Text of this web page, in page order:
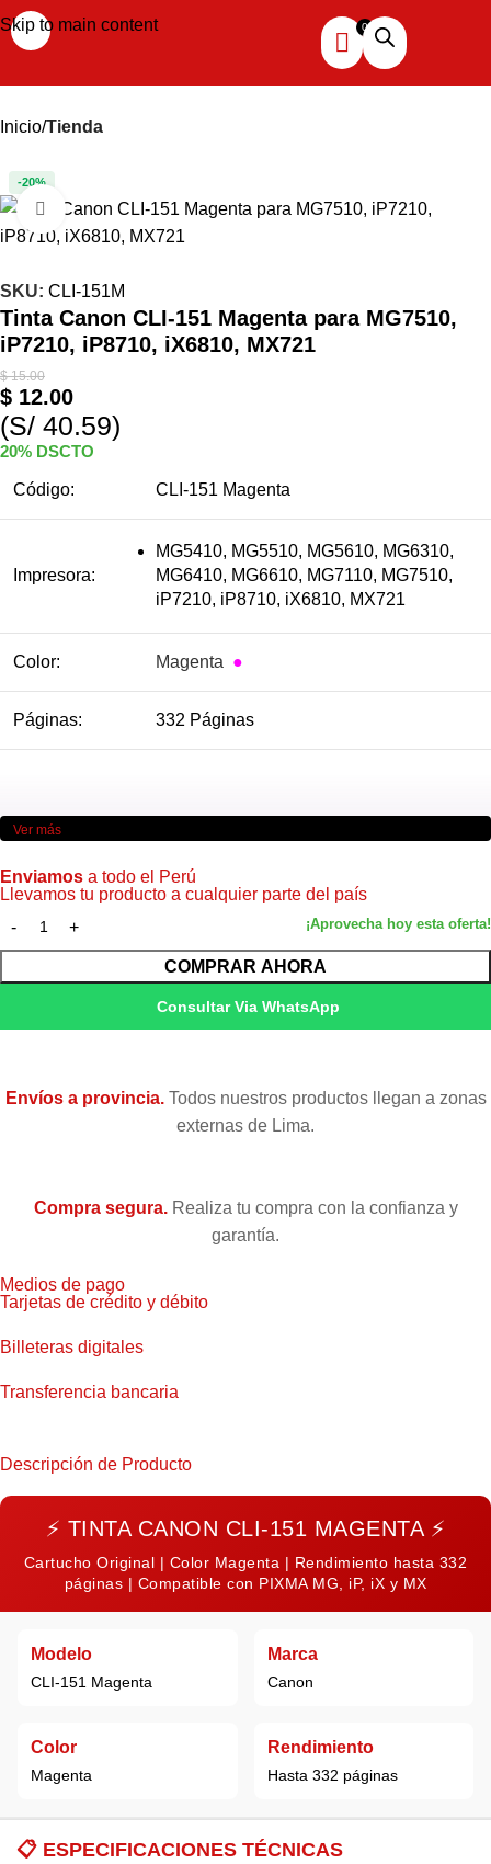
Skip to main content
Inicio Tienda
-20%
Haga clic para ampliar
SKU: CLI-151M
Tinta Canon CLI-151 Magenta para MG7510,
iP7210, iP8710, iX6810, MX721
$15.00
$ 12.00
(S/ 40.59)
20% DSCTO
Código: CLI-151 Magenta
Impresora:
MG5410, MG5510, MG5610, MG6310,
MG6410, MG6610, MG7110, MG7510,
iP7210, iP8710, iX6810, MX721
Color: Magenta ●
Páginas: 332 Páginas
Ver más
Enviamos a todo el Perú
Llevamos tu producto a cualquier parte del país
COMPRAR AHORA
Consultar Via WhatsApp
Envíos a provincia.Todos nuestros productos llegan a zonas
externas de Lima.
Compra segura.Realiza tu compra con la confianza y
garantía.
Medios de pago
Tarjetas de crédito y débito
Billeteras digitales
Transferencia bancaria
Descripción de Producto
⚡ TINTA CANON CLI-151 MAGENTA⚡
Cartucho Original | Color Magenta | Rendimiento hasta 332
páginas | Compatible con PIXMA MG, iP, iX y MX
Modelo
CLI-151 Magenta
Marca
Canon
Color
Magenta
Rendimiento
Hasta 332 páginas
📋 ESPECIFICACIONES TÉCNICAS